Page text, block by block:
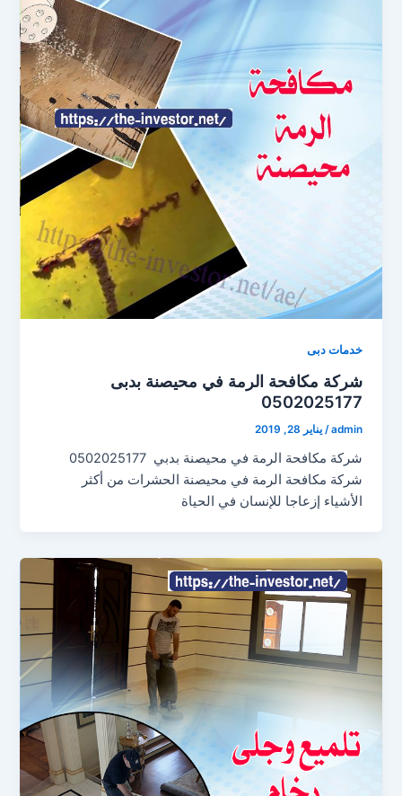
خدمات دبى
شركة مكافحة الرمة في محيصنة بدبى
0502025177
admin
/يناير 28, 2019
شركة مكافحة الرمة في محيصنة بدبي 0502025177
شركة مكافحة الرمة في محيصنة الحشرات من أكثر
الأشياء إزعاجا للإنسان في الحياة